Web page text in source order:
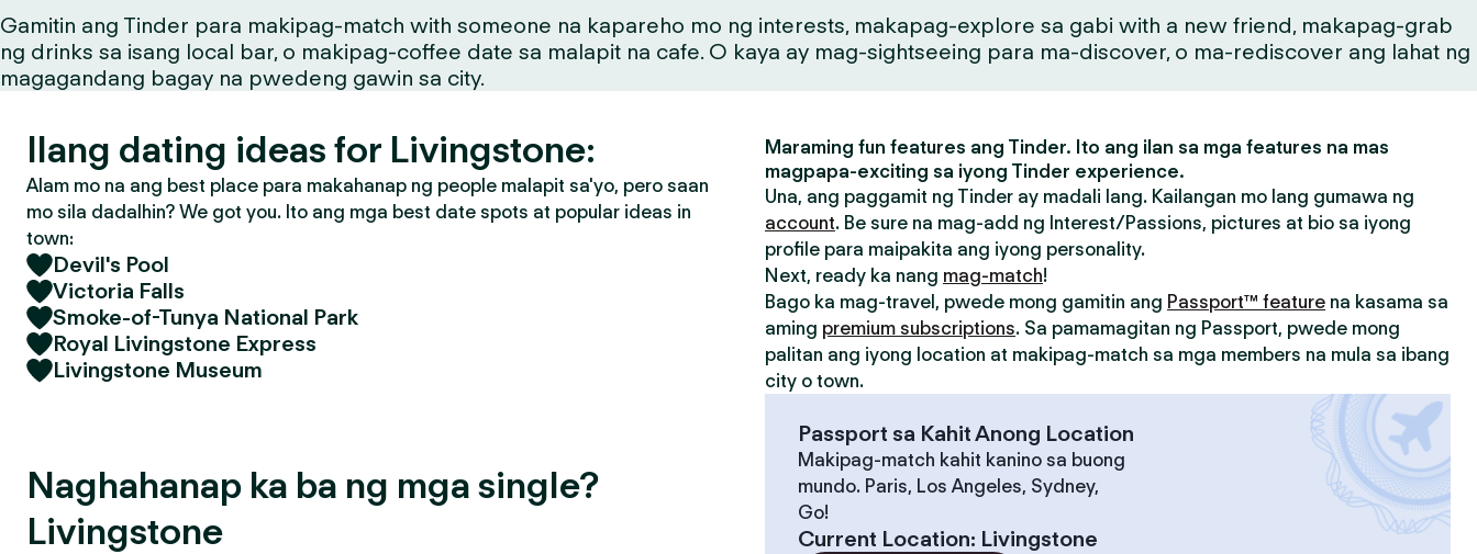
Gamitin ang Tinder para makipag-match with someone na kapareho mo ng interests, makapag-explore sa gabi with a new friend, makapag-grab
ng drinks sa isang local bar, o makipag-coffee date sa malapit na cafe. O kaya ay mag-sightseeing para ma-discover, o ma-rediscover ang lahat ng
magagandang bagay na pwedeng gawin sa city.
Ilang dating ideas for Livingstone:
Alam mo na ang best place para makahanap ng people malapit sa'yo, pero saan
mo sila dadalhin? We got you. Ito ang mga best date spots at popular ideas in
town:
Devil's Pool
Victoria Falls
Smoke-of-Tunya National Park
Royal Livingstone Express
Livingstone Museum
Naghahanap ka ba ng mga single?
Livingstone
Maraming fun features ang Tinder. Ito ang ilan sa mga features na mas
magpapa-exciting sa iyong Tinder experience.
Una, ang paggamit ng Tinder ay madali lang. Kailangan mo lang gumawa ng
account. Be sure na mag-add ng Interest/Passions, pictures at bio sa iyong
profile para maipakita ang iyong personality.
Next, ready ka nang mag-match!
Bago ka mag-travel, pwede mong gamitin ang Passport™ feature na kasama sa
aming premium subscriptions. Sa pamamagitan ng Passport, pwede mong
palitan ang iyong location at makipag-match sa mga members na mula sa ibang
city o town.
Passport sa Kahit Anong Location
Makipag-match kahit kanino sa buong
mundo. Paris, Los Angeles, Sydney,
Go!
Current Location: Livingstone